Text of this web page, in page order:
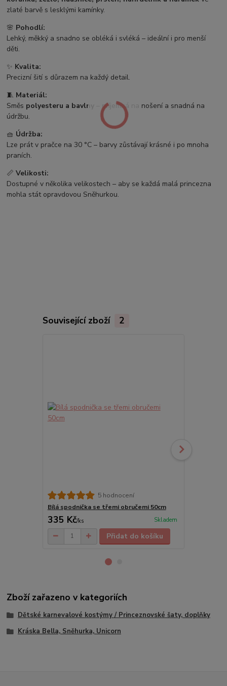
zlaté barvě s lesklými kamínky.
🌸 Pohodlí:
Lehký, měkký a snadno se obléká i svléká – ideální i pro menší
děti.
✨ Kvalita:
Precizní šití s důrazem na každý detail.
🧵 Materiál:
Směs polyesteru a bavlny
– příjemná na nošení a snadná na
údržbu.
🧺 Údržba:
Lze prát v pračce na 30 °C – barvy zůstávají krásné i po mnoha
praních.
📏Velikosti:
Dostupné v několika velikostech – aby se každá malá princezna
mohla stát opravdovou Sněhurkou.
Související zboží 2
5 hodnocení
Bílá spodnička se třemi obručemi 50cm
335 Kč/ks Skladem
Přidat do košíku
Zboží zařazeno v kategoriích
Dětské karnevalové kostýmy / Princeznovské šaty, doplňky
Kráska Bella, Sněhurka, Unicorn